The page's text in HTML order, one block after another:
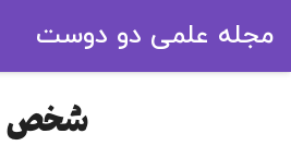
مجله علمی دو دوست
شخص